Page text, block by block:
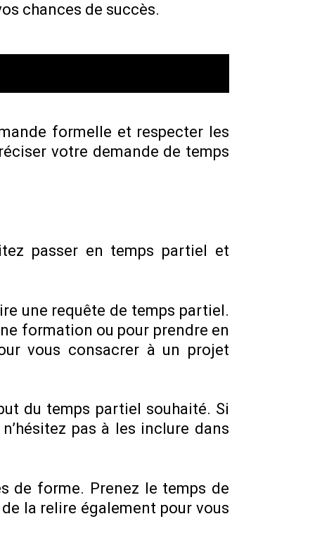
chances de succès.
formelle et respecter les
votre demande de temps
passer en temps partiel et
une requête de temps partiel.
formation ou pour prendre en
vous consacrer à un projet
du temps partiel souhaité. Si
pas à les inclure dans
de forme. Prenez le temps de
la relire également pour vous